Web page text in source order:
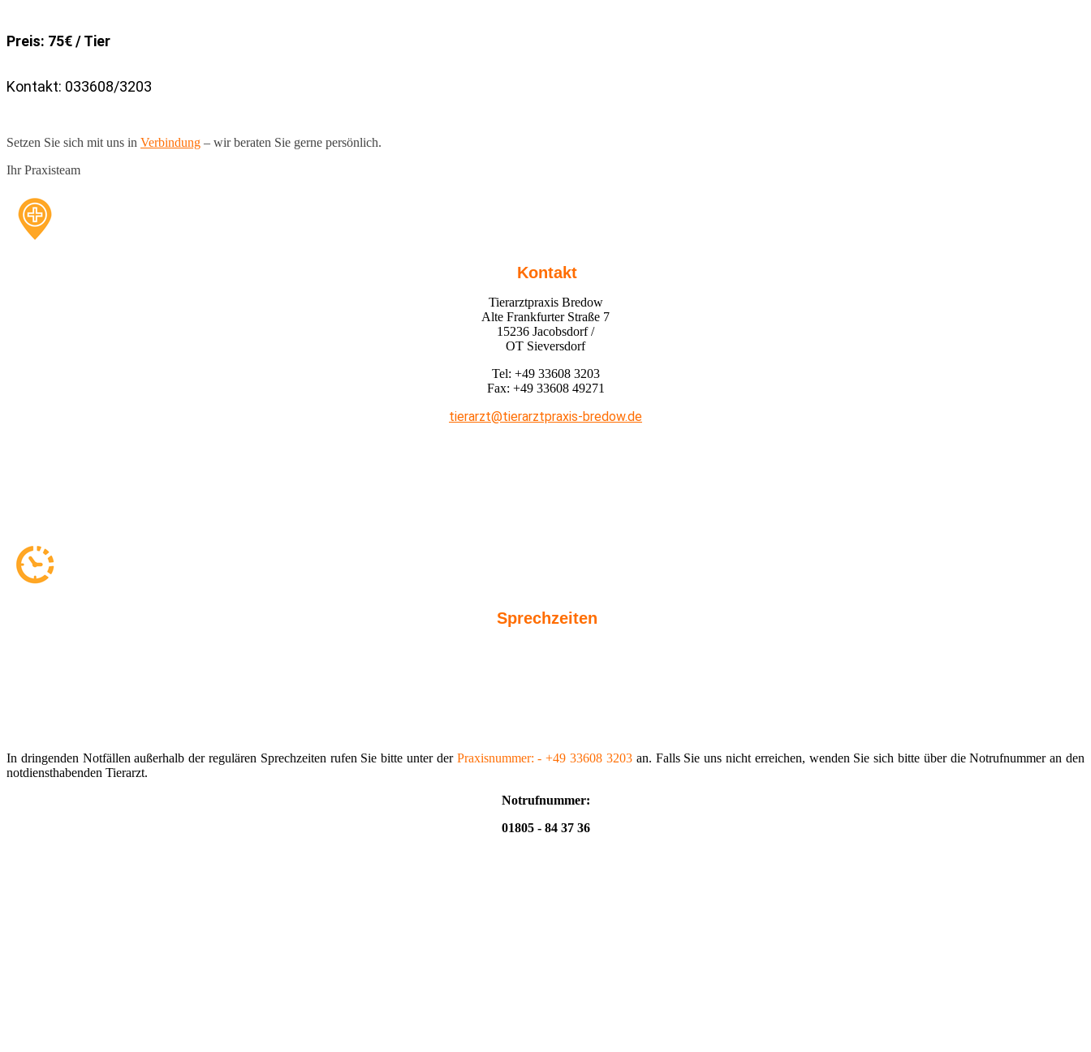
Preis: 75€ / Tier
Kontakt: 033608/3203
Setzen Sie sich mit uns in Verbindung – wir beraten Sie gerne persönlich.
Ihr Praxisteam
Kontakt
Tierarztpraxis Bredow
Alte Frankfurter Straße 7
15236 Jacobsdorf /
OT Sieversdorf
Tel: +49 33608 3203
Fax: +49 33608 49271
tierarzt@tierarztpraxis-bredow.de
Sprechzeiten
In dringenden Notfällen außerhalb der regu­lären Sprechzeiten rufen Sie bitte unter der Praxis­nummer: - +49 33608 3203 an. Falls Sie uns nicht erreichen, wenden Sie sich bitte über die Notrufnummer an den
notdiensthabenden Tierarzt.
Notrufnummer:
01805 - 84 37 36